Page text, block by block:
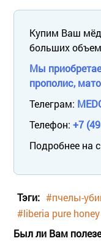
Купим Ваш
больших
Мы
прополис,
Телеграм:
Телефон: +7
Подробнее на
Тэги: #пчелы-
#liberia pure honey
Был ли Вам